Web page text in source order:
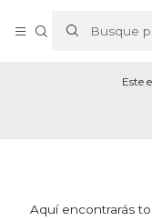
Este
Aquí encontrarás